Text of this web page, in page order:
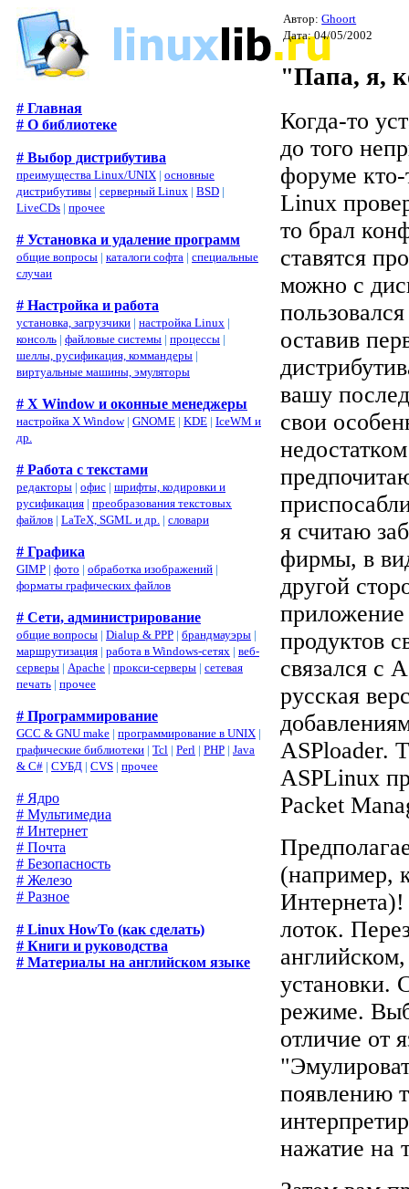
# Главная
# О библиотеке
# Выбор дистрибутива
преимущества Linux/UNIX | основные
дистрибутивы | серверный Linux | BSD |
LiveCDs | прочее
# Установка и удаление программ
общие вопросы | каталоги софта | специальные
случаи
# Настройка и работа
установка, загрузчики | настройка Linux |
консоль | файловые системы | процессы |
шеллы, русификация, коммандеры |
виртуальные машины, эмуляторы
# X Window и оконные менеджеры
настройка X Window| GNOME | KDE | IceWM и
др.
# Работа с текстами
редакторы | офис | шрифты, кодировки и
русификация | преобразования текстовых
файлов | LaTeX, SGML и др. | словари
# Графика
GIMP | фото | обработка изображений |
форматы графических файлов
# Сети, администрирование
общие вопросы | Dialup & PPP | брандмауэры |
маршрутизация | работа в Windows-сетях | веб-
серверы | Apache | прокси-серверы | сетевая
печать | прочее
# Программирование
GCC & GNU make | программирование в UNIX |
графические библиотеки | Tcl | Perl | PHP | Java
& C# | СУБД | CVS | прочее
# Ядро
# Мультимедиа
# Интернет
# Почта
# Безопасность
# Железо
# Разное
# Linux HowTo (как сделать)
# Книги и руководства
# Материалы на английском языке
Автор:Ghoort
Дата: 04/05/2002
"Папа, я,
Когда-то
до того
форуме
Linux
то брал
ставятся
можно с
оставив
вашу
свои
я считаю
фирмы, в
другой
продуктов
связался с
русская
ASPloader.
ASPLinux
Packet
(например,
лоток.
установки.
режиме.
отличие от
появлению
нажатие на